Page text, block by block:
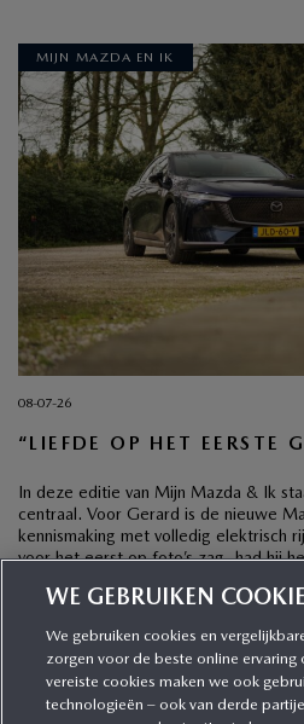
MIJN MAZDA EN IK
08-07-26
“LIEFDE OP HET EERSTE
In deze editie van Mijn Mazda & Ik
centraal. Voor Gerard is de nieuwe
kennismaking met volledig elektrisch
voor het eerst op foto’s zag, had hij
CATEGORIEËN
WE GEBRUIKEN
We gebruiken cookies en
zorgen voor de beste online
vereiste cookies maken we ook
technologieën – ook van derde